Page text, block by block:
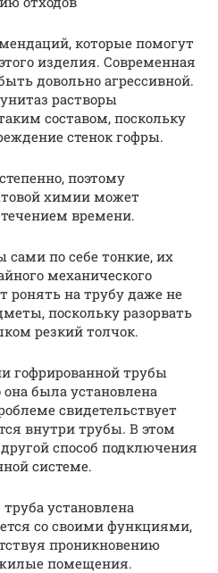
которые помогут
изделия. Современная
довольно агрессивной.
растворы
составом, поскольку
стенок гофры.
поэтому
химии может
времени.
сами по себе тонкие, их
механического
ронять на трубу даже не
поскольку разорвать
резкий толчок.
гофрированной трубы
была установлена
свидетельствует
внутри трубы. В этом
способ подключения
системе.
установлена
со своими функциями,
проникновению
помещения.